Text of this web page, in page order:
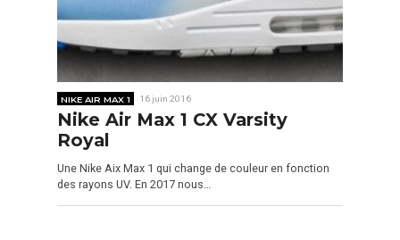
NIKE AIR MAX 1 16 juin 2016
Nike Air Max 1 CX Varsity
Royal
Une Nike Aix Max 1 qui change de couleur en fonction
des rayons UV. En 2017 nous…